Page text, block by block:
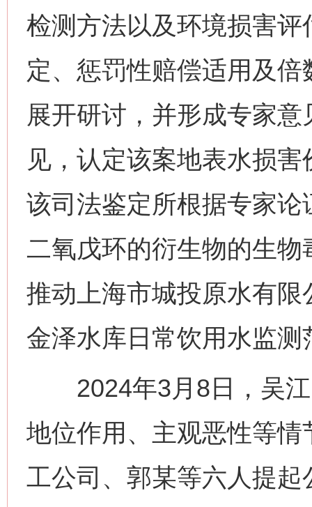
检测方法以及环境损害
定、惩罚性赔偿适用及
展开研讨，并形成专家
见，认定该案地表水损
该司法鉴定所根据专家
二氧戊环的衍生物的生
推动上海市城投原水有
金泽水库日常饮用水监测
2024年3月8日，吴江
地位作用、主观恶性等
工公司、郭某等六人提